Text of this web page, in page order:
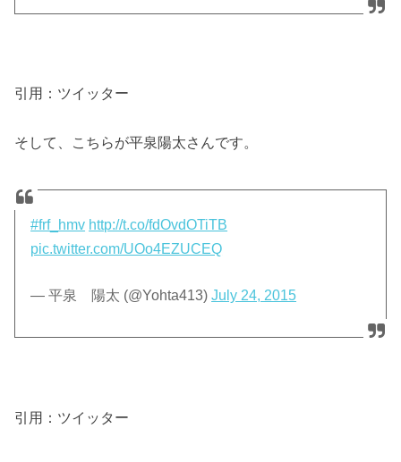
引用：ツイッター
そして、こちらが平泉陽太さんです。
#frf_hmv http://t.co/fdOvdOTiTB
pic.twitter.com/UOo4EZUCEQ
— 平泉 陽太 (@Yohta413)July 24, 2015
引用：ツイッター